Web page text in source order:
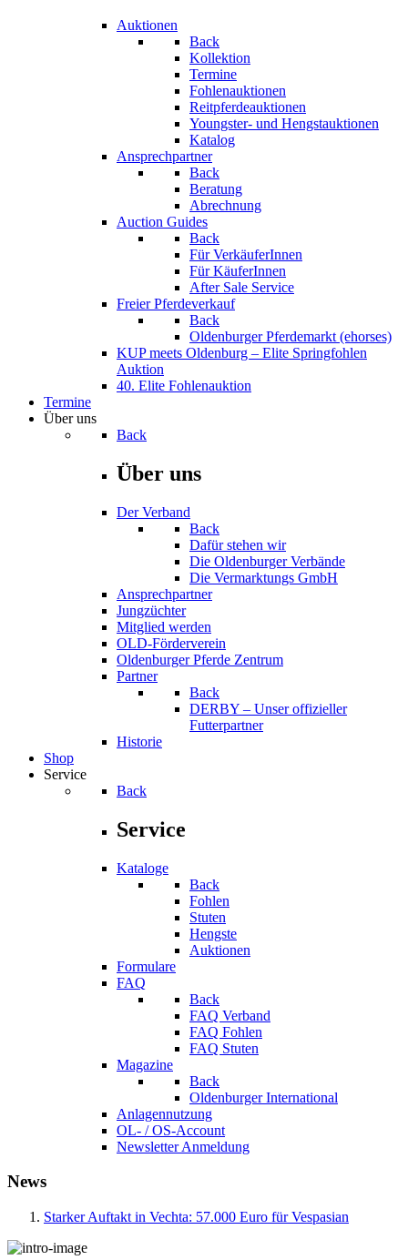
Auktionen
Back
Kollektion
Termine
Fohlenauktionen
Reitpferdeauktionen
Youngster- und Hengstauktionen
Katalog
Ansprechpartner
Back
Beratung
Abrechnung
Auction Guides
Back
Für VerkäuferInnen
Für KäuferInnen
After Sale Service
Freier Pferdeverkauf
Back
Oldenburger Pferdemarkt (ehorses)
KUP meets Oldenburg – Elite Springfohlen
Auktion
40. Elite Fohlenauktion
Termine
Über uns
Back
Über uns
Der Verband
Back
Dafür stehen wir
Die Oldenburger Verbände
Die Vermarktungs GmbH
Ansprechpartner
Jungzüchter
Mitglied werden
OLD-Förderverein
Oldenburger Pferde Zentrum
Partner
Back
DERBY – Unser offizieller
Futterpartner
Historie
Shop
Service
Back
Service
Kataloge
Back
Fohlen
Stuten
Hengste
Auktionen
Formulare
FAQ
Back
FAQ Verband
FAQ Fohlen
FAQ Stuten
Magazine
Back
Oldenburger International
Anlagennutzung
OL- / OS-Account
Newsletter Anmeldung
News
Starker Auftakt in Vechta: 57.000 Euro für Vespasian